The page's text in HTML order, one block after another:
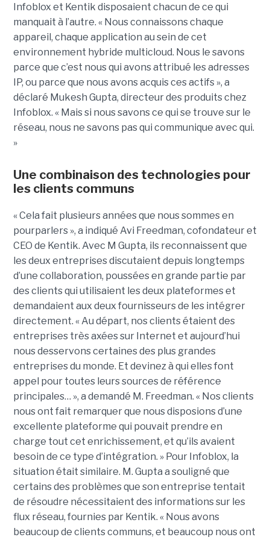
Infoblox et Kentik disposaient chacun de ce qui
manquait à l’autre. « Nous connaissons chaque
appareil, chaque application au sein de cet
environnement hybride multicloud. Nous le savons
parce que c’est nous qui avons attribué les adresses
IP, ou parce que nous avons acquis ces actifs », a
déclaré Mukesh Gupta, directeur des produits chez
Infoblox. « Mais si nous savons ce qui se trouve sur le
réseau, nous ne savons pas qui communique avec qui.
»
Une combinaison des technologies pour
les clients communs
« Cela fait plusieurs années que nous sommes en
pourparlers », a indiqué Avi Freedman, cofondateur et
CEO de Kentik. Avec M Gupta, ils reconnaissent que
les deux entreprises discutaient depuis longtemps
d’une collaboration, poussées en grande partie par
des clients qui utilisaient les deux plateformes et
demandaient aux deux fournisseurs de les intégrer
directement. « Au départ, nos clients étaient des
entreprises très axées sur Internet et aujourd’hui
nous desservons certaines des plus grandes
entreprises du monde. Et devinez à qui elles font
appel pour toutes leurs sources de référence
principales… », a demandé M. Freedman. « Nos clients
nous ont fait remarquer que nous disposions d’une
excellente plateforme qui pouvait prendre en
charge tout cet enrichissement, et qu’ils avaient
besoin de ce type d’intégration. » Pour Infoblox, la
situation était similaire. M. Gupta a souligné que
certains des problèmes que son entreprise tentait
de résoudre nécessitaient des informations sur les
flux réseau, fournies par Kentik. « Nous avons
beaucoup de clients communs, et beaucoup nous ont